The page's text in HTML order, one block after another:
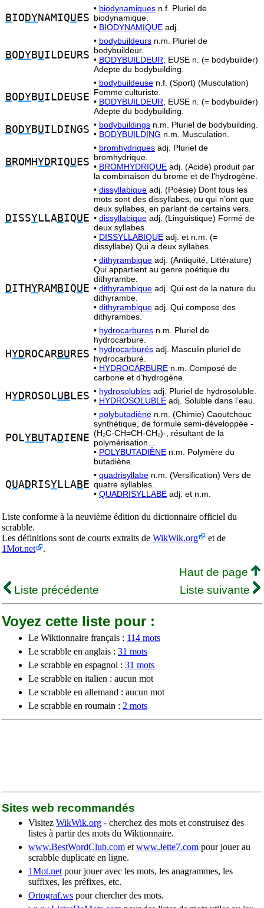
BIO DYNAMIQU ES
• biodynamiques n.f. Pluriel de
biodynamique.
• BIODYNAMIQUE adj.
BO DYBUILDEURS
• bodybuildeurs n.m. Pluriel de
bodybuildeur.
• BODYBUILDEUR,
EUSE n. (= bodybuilder)
Adepte du bodybuilding.
BO DYBUILDEUSE
• bodybuildeuse n.f. (Sport) (Musculation)
Femme culturiste.
• BODYBUILDEUR,
EUSE n. (= bodybuilder)
Adepte du bodybuilding.
BO DYBUILDINGS • bodybuildings n.m. Pluriel de bodybuilding.
• BODYBUILDING n.m. Musculation.
B ROMHYD RIQU ES
• bromhydriques adj. Pluriel de
bromhydrique.
• BROMHYDRIQUE adj. (Acide) produit par
la combinaison du brome et de l’hydrogène.
DISSYLLABIQU E
• dissyllabique adj. (Poésie) Dont tous les
mots sont des dissyllabes, ou qui n’ont que
deux syllabes, en parlant de certains vers.
• dissyllabique adj. (Linguistique) Formé de
deux syllabes.
• DISSYLLABIQUE adj. et n.m. (=
dissyllabe) Qui a deux syllabes.
DITHYRAM BIQU E
• dithyrambique adj. (Antiquité, Littérature)
Qui appartient au genre poétique du
dithyrambe.
• dithyrambique adj. Qui est de la nature du
dithyrambe.
• dithyrambique adj. Qui compose des
dithyrambes.
HYD ROCARBU RES
• hydrocarbures n.m. Pluriel de
hydrocarbure.
• hydrocarburés adj. Masculin pluriel de
hydrocarburé.
• HYDROCARBURE n.m. Composé de
carbone et d’hydrogène.
HYD ROSOLUB LES • hydrosolubles adj. Pluriel de hydrosoluble.
• HYDROSOLUBLE adj. Soluble dans l’eau.
POLYBUTADIENE
• polybutadiène n.m. (Chimie) Caoutchouc
synthétique, de formule semi-développée -
(H₂C-CH=CH-CH₂)-, résultant de la
polymérisation…
• POLYBUTADIÈNE n.m. Polymère du
butadiène.
QUAD RISYLLAB E
• quadrisyllabe n.m. (Versification) Vers de
quatre syllables.
• QUADRISYLLABE adj. et n.m.
Liste conforme à la neuvième édition du dictionnaire officiel du
scrabble.
Les définitions sont de courts extraits de WikWik.org
et de
1Mot.net
.
Haut de page
Liste précédente
Liste suivante
Voyez cette liste pour :
Le Wiktionnaire français : 114 mots
Le scrabble en anglais : 31 mots
Le scrabble en espagnol : 31 mots
Le scrabble en italien : aucun mot
Le scrabble en allemand : aucun mot
Le scrabble en roumain : 2 mots
Sites web recommandés
Visitez WikWik.org - cherchez des mots et construisez des
listes à partir des mots du Wiktionnaire.
www.BestWordClub.com et www.Jette7.com pour jouer au
scrabble duplicate en ligne.
1Mot.net pour jouer avec les mots, les anagrammes, les
suffixes, les préfixes, etc.
Ortograf.ws pour chercher des mots.